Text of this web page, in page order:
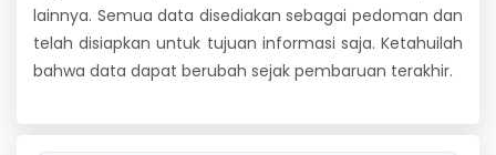
lainnya. Semua data disediakan sebagai pedoman dan
telah disiapkan untuk tujuan informasi saja. Ketahuilah
bahwa data dapat berubah sejak pembaruan terakhir.